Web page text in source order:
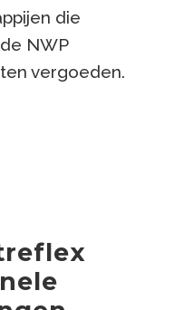
die
NWP
vergoeden.